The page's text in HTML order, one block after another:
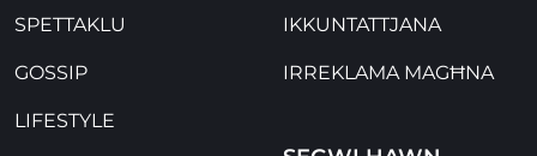
SPETTAKLU
GOSSIP
LIFESTYLE
IKKUNTATTJANA
IRREKLAMA MAGĦNA